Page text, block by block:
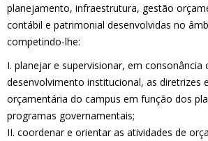
planejamento, infraestrutura, gestão
contábil e patrimonial desenvolvidas no
competindo-lhe:
I. planejar e supervisionar, em
desenvolvimento institucional, as diretrizes
orçamentária do campus em função dos
programas governamentais;
II. coordenar e orientar as atividades de